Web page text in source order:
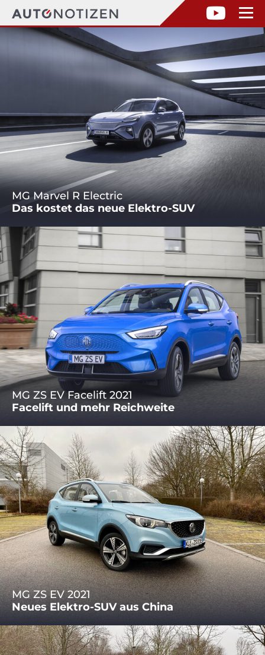
MG Marvel R Electric
Das kostet das neue Elektro-SUV
MG ZS EV Facelift 2021
Facelift und mehr Reichweite
MG ZS EV 2021
Neues Elektro-SUV aus China